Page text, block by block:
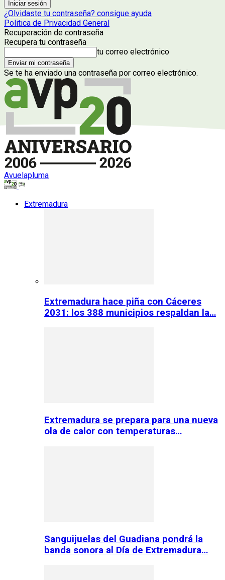
¿Olvidaste tu contraseña? consigue ayuda
Politica de Privacidad General
Recuperación de contraseña
Recupera tu contraseña
tu correo electrónico
Se te ha enviado una contraseña por correo electrónico.
Avuelapluma
Extremadura
Extremadura hace piña con Cáceres
2031: los 388 municipios respaldan la…
Extremadura se prepara para una nueva
ola de calor con temperaturas…
Sanguijuelas del Guadiana pondrá la
banda sonora al Día de Extremadura…